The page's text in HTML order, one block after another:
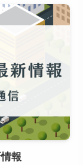
報